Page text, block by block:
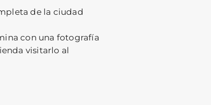
de la ciudad
con una fotografía
visitarlo al